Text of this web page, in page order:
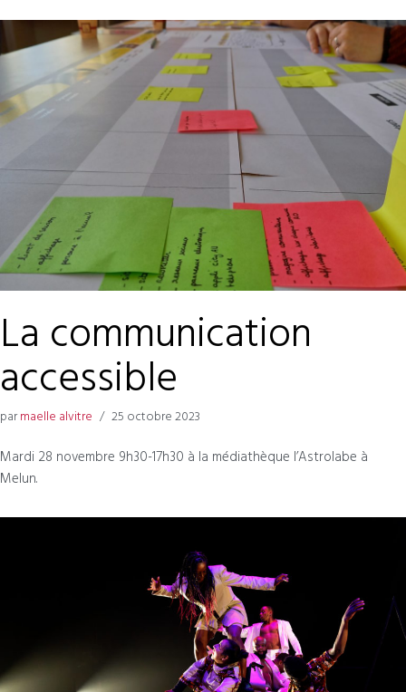
La communication
accessible
parmaelle alvitre 25 octobre 2023
Mardi 28 novembre 9h30-17h30 à la médiathèque l’Astrolabe à
Melun.